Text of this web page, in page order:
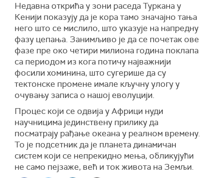
Недавна открића у зони раседа Туркана у
Кенији показују да је кора тамо значајно тања
него што се мислило, што указује на напредну
фазу цепања. Занимљиво је да се почетак ове
фазе пре око четири милиона година поклапа
са периодом из кога потичу најважнији
фосили хоминина, што сугерише да су
тектонске промене имале кључну улогу у
очувању записа о нашој еволуцији.
Процес који се одвија у Африци нуди
научницима јединствену прилику да
посматрају рађање океана у реалном времену.
То је подсетник да је планета динамичан
систем који се непрекидно мења, обликујући
не само пејзаже, већ и ток живота на Земљи.